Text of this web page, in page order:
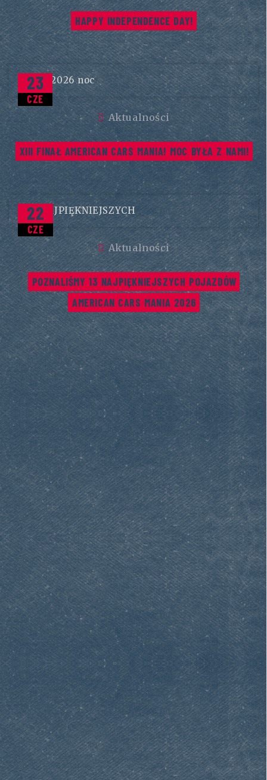
HAPPY INDEPENDENCE DAY!
23
CZE
Aktualności
XIII FINAŁ AMERICAN CARS MANIA! MOC BYŁA Z NAMI!
22
CZE
Aktualności
POZNALIŚMY 13 NAJPIĘKNIEJSZYCH POJAZDÓW
AMERICAN CARS MANIA 2026
POLITYKA PRYWATNOŚCI
REGULAMIN AMERICAN CARS MANIA
REGULAMIN SKLEPU AMERICAN CARS MANIA
KONTAKT
AMERICAN CARS MANIA
email: biuro@americancarsmania.pl
media@americancarsmania.pl